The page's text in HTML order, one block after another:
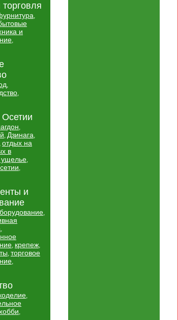
,
и
,
,
,
,
, Дзинага,
, отдых на
в
ущелье,
,
и
,
,
, крепеж,
, торговое
,
,
,